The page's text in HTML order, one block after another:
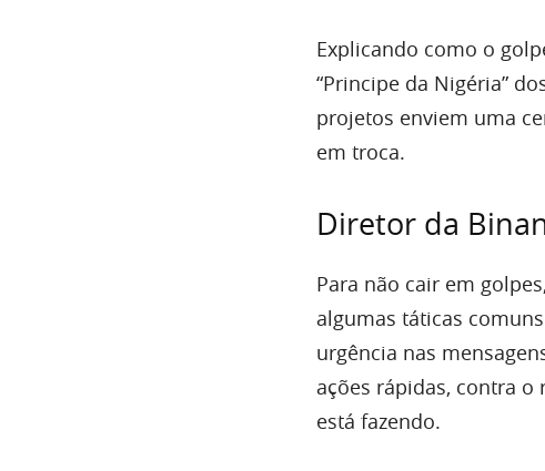
Explicando como o
“Principe da Nigéria”
projetos enviem uma
em troca.
Diretor da
Para não cair em
algumas táticas
urgência nas
ações rápidas, contra
está fazendo.